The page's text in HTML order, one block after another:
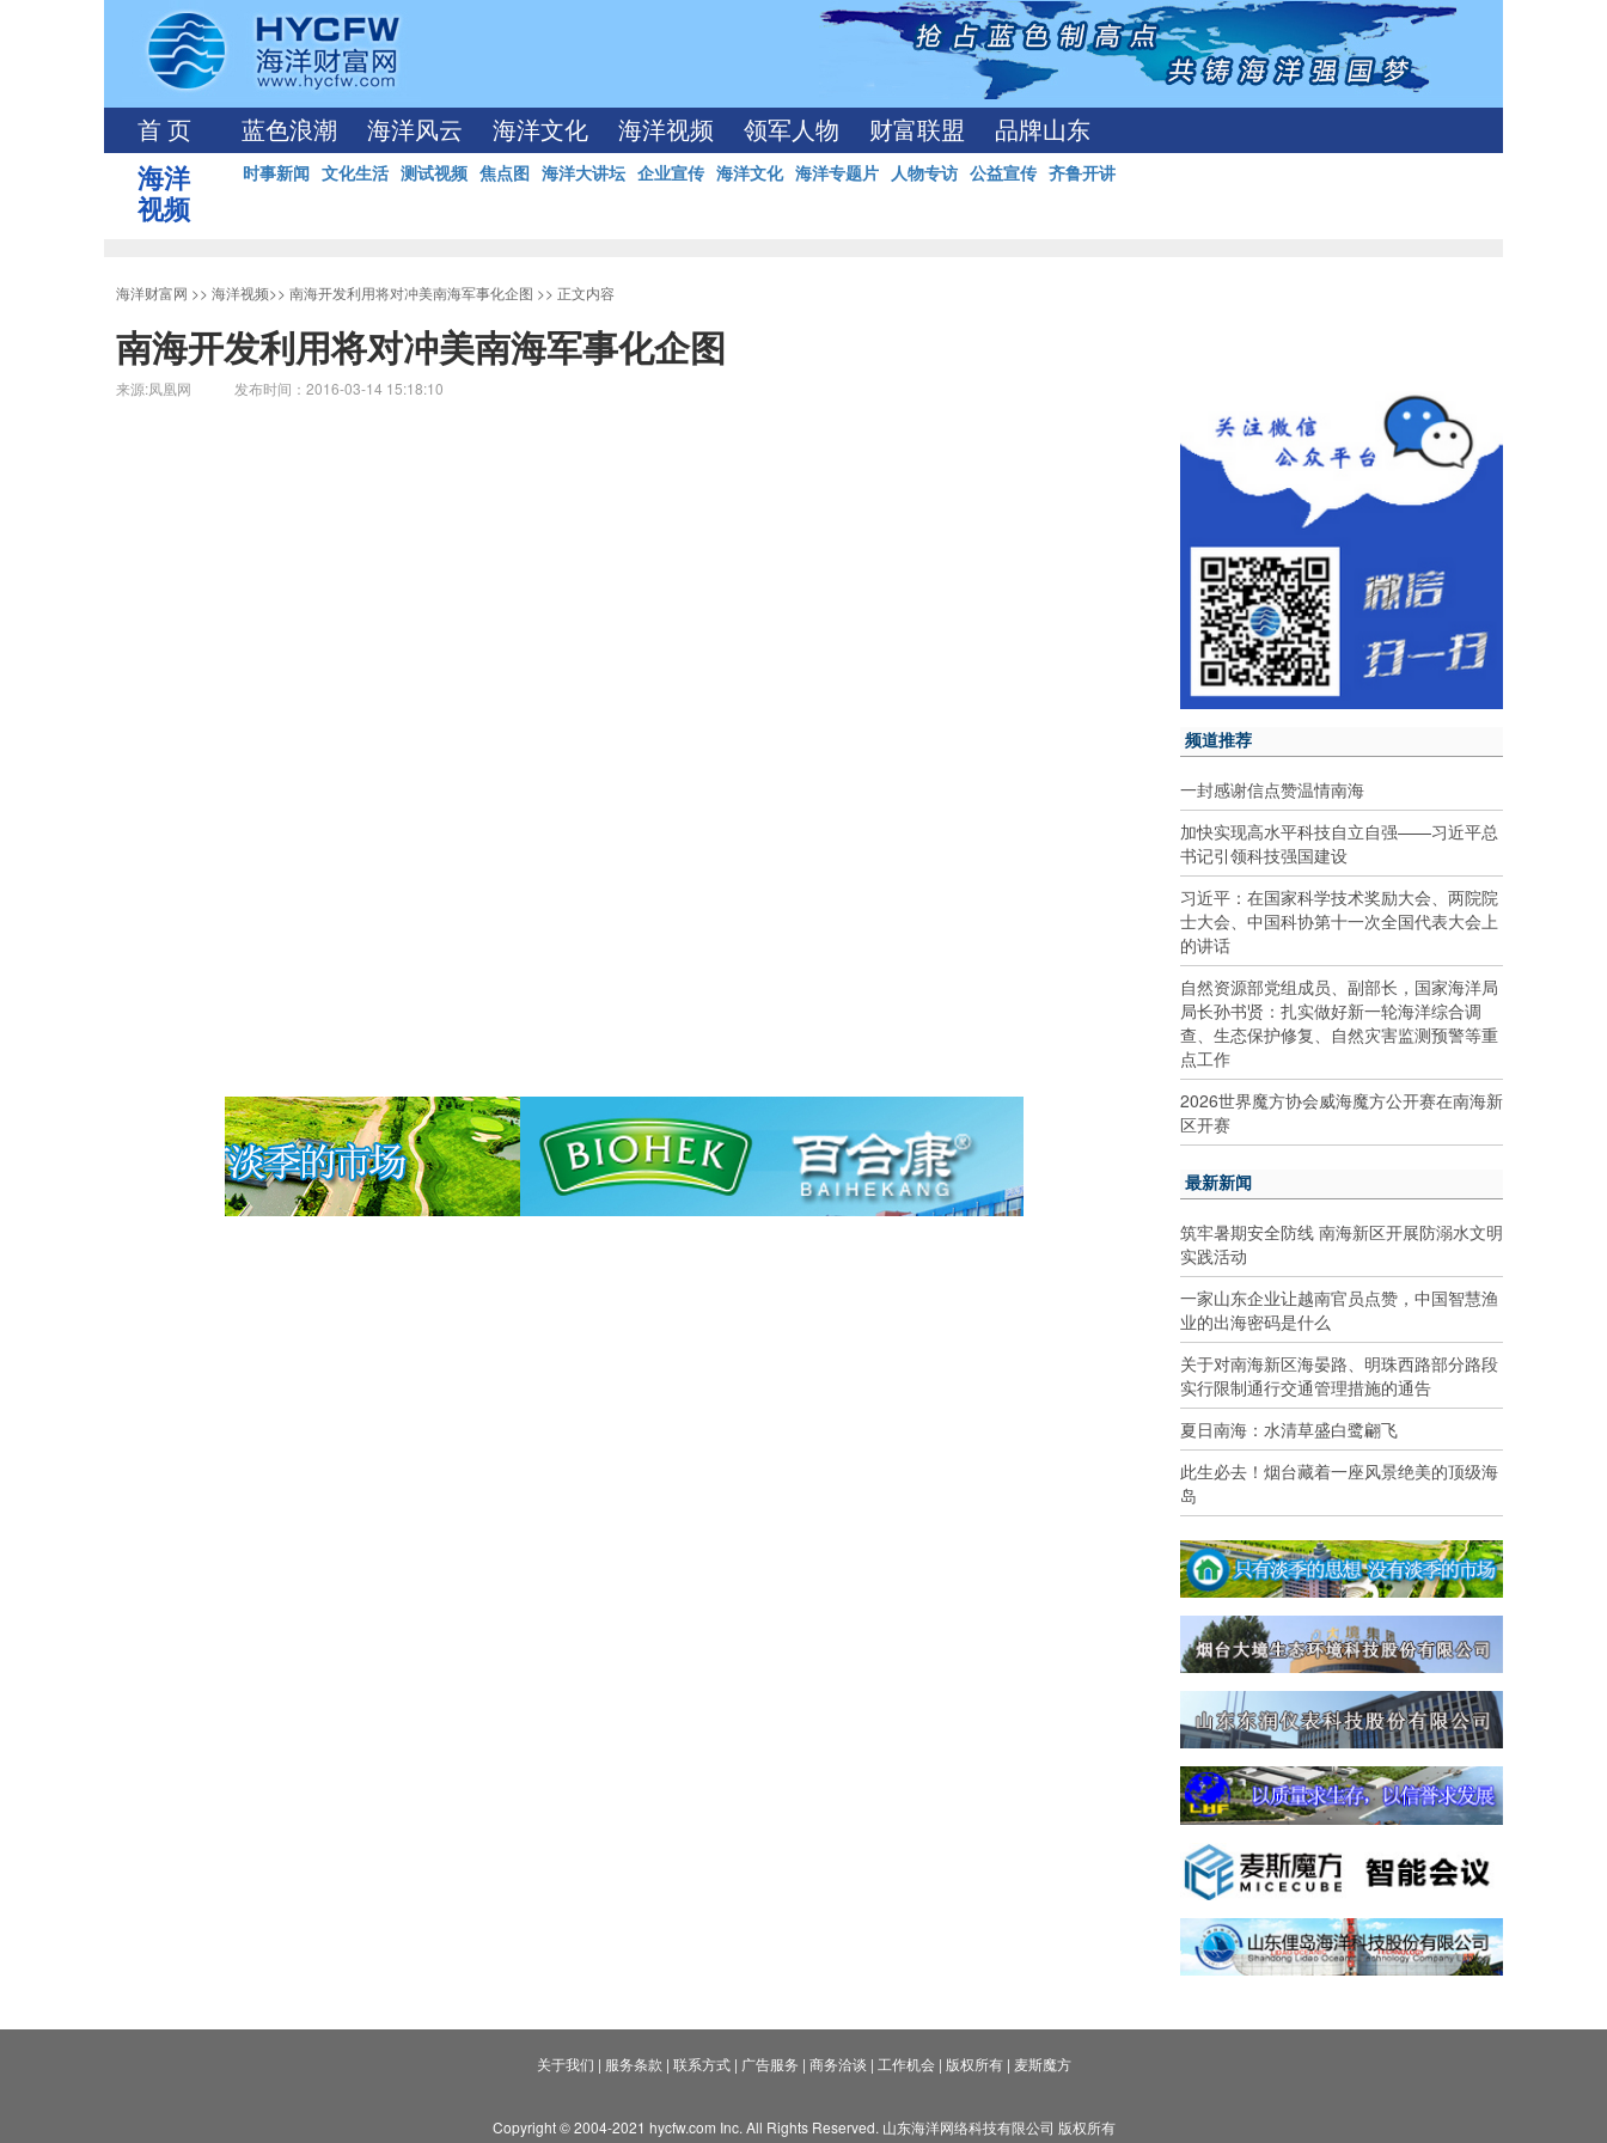
首 页 蓝色浪潮 海洋风云 海洋文化 海洋视频 领军人物 财富联盟 品牌山东
海洋
视频
时事新闻 文化生活 测试视频 焦点图 海洋大讲坛 企业宣传 海洋文化 海洋专题片 人物专访 公益宣传 齐鲁开讲
海洋财富网 >> 海洋视频>> 南海开发利用将对冲美南海军事化企图 >> 正文内容
南海开发利用将对冲美南海军事化企图
来源:凤凰网 发布时间：2016-03-14 15:18:10
频道推荐
一封感谢信点赞温情南海
加快实现高水平科技自立自强——习近平总
书记引领科技强国建设
习近平：在国家科学技术奖励大会、两院院
士大会、中国科协第十一次全国代表大会上
的讲话
自然资源部党组成员、副部长，国家海洋局
局长孙书贤：扎实做好新一轮海洋综合调
查、生态保护修复、自然灾害监测预警等重
点工作
2026世界魔方协会威海魔方公开赛在南海新
区开赛
最新新闻
筑牢暑期安全防线 南海新区开展防溺水文明
实践活动
一家山东企业让越南官员点赞，中国智慧渔
业的出海密码是什么
关于对南海新区海晏路、明珠西路部分路段
实行限制通行交通管理措施的通告
夏日南海：水清草盛白鹭翩飞
此生必去！烟台藏着一座风景绝美的顶级海
岛
关于我们 | 服务条款 | 联系方式| 广告服务 | 商务洽谈 | 工作机会| 版权所有| 麦斯魔方
Copyright © 2004-2021 hycfw.com Inc. All Rights Reserved. 山东海洋网络科技有限公司 版权所有